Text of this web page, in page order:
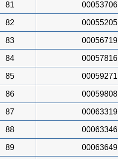
81 00053706
82 00055205
83 00056719
84 00057816
85 00059271
86 00059808
87 00063319
88 00063346
89 00063649